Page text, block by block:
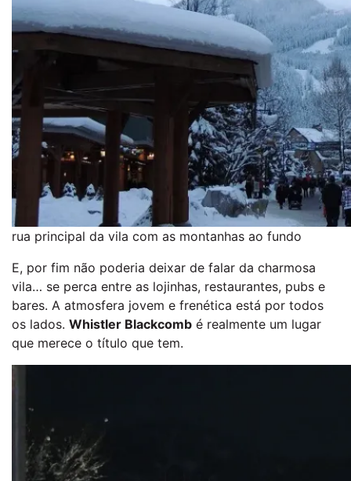
rua principal da vila com as montanhas ao fundo
E, por fim não poderia deixar de falar da charmosa
vila… se perca entre as lojinhas, restaurantes, pubs e
bares. A atmosfera jovem e frenética está por todos
os lados. Whistler Blackcomb é realmente um lugar
que merece o título que tem.